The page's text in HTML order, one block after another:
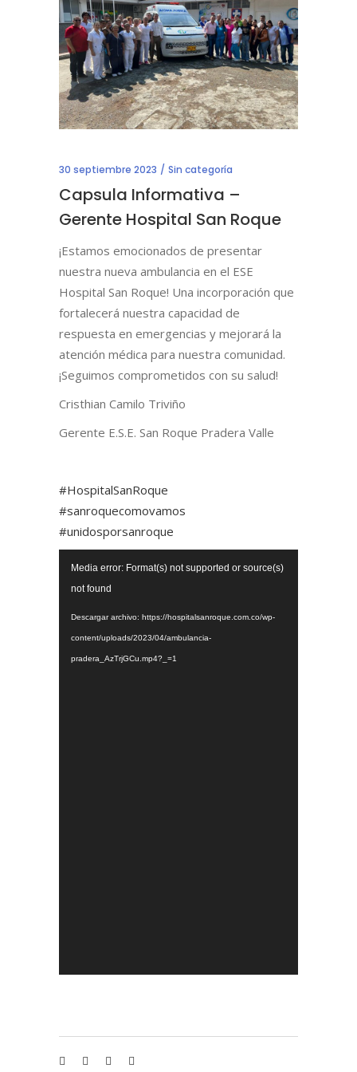
30 septiembre 2023 Sin categoría
Capsula Informativa –
Gerente Hospital San Roque
¡Estamos emocionados de presentar
nuestra nueva ambulancia en el ESE
Hospital San Roque! Una incorporación que
fortalecerá nuestra capacidad de
respuesta en emergencias y mejorará la
atención médica para nuestra comunidad.
¡Seguimos comprometidos con su salud!
Cristhian Camilo Triviño
Gerente E.S.E. San Roque Pradera Valle
#HospitalSanRoque
#sanroquecomovamos
#unidosporsanroque
Media error: Format(s) not supported or source(s)
not found
Descargar archivo: https://hospitalsanroque.com.co/wp-
content/uploads/2023/04/ambulancia-
pradera_AzTrjGCu.mp4?_=1